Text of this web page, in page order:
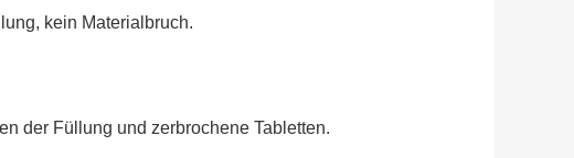
kein Materialbruch.
der Füllung und zerbrochene Tabletten.